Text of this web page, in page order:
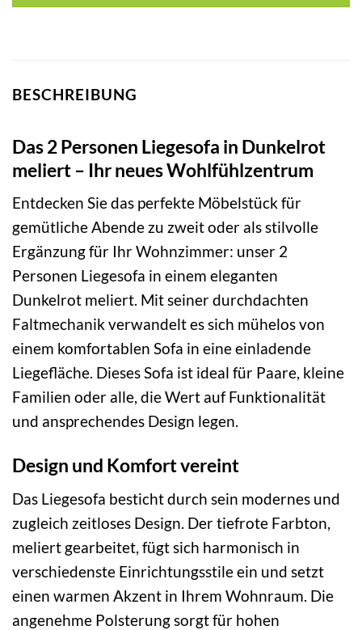
BESCHREIBUNG
Das 2 Personen Liegesofa in Dunkelrot
meliert – Ihr neues Wohlfühlzentrum
Entdecken Sie das perfekte Möbelstück für
gemütliche Abende zu zweit oder als stilvolle
Ergänzung für Ihr Wohnzimmer: unser 2
Personen Liegesofa in einem eleganten
Dunkelrot meliert. Mit seiner durchdachten
Faltmechanik verwandelt es sich mühelos von
einem komfortablen Sofa in eine einladende
Liegefläche. Dieses Sofa ist ideal für Paare, kleine
Familien oder alle, die Wert auf Funktionalität
und ansprechendes Design legen.
Design und Komfort vereint
Das Liegesofa besticht durch sein modernes und
zugleich zeitloses Design. Der tiefrote Farbton,
meliert gearbeitet, fügt sich harmonisch in
verschiedenste Einrichtungsstile ein und setzt
einen warmen Akzent in Ihrem Wohnraum. Die
angenehme Polsterung sorgt für hohen